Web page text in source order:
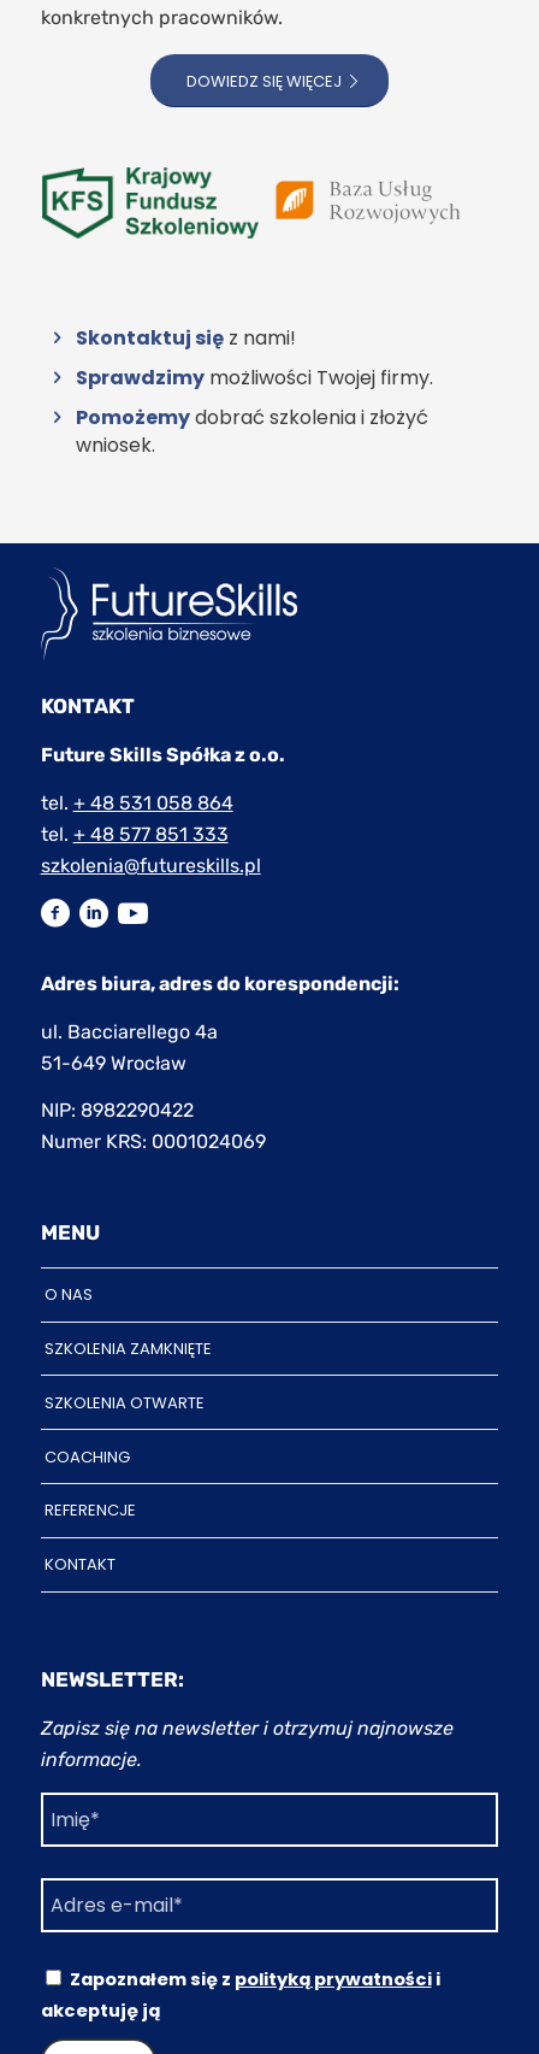
konkretnych pracowników.
DOWIEDZ SIĘ WIĘCEJ
Skontaktuj sięz nami!
Sprawdzimymożliwości Twojej firmy.
Pomożemydobrać szkolenia i złożyć
wniosek.
KONTAKT
Future Skills Spółka z o.o.
tel. + 48 531 058 864
tel. + 48 577 851 333
szkolenia@futureskills.pl
Adres biura, adres do korespondencji:
ul. Bacciarellego 4a
51-649 Wrocław
NIP: 8982290422
Numer KRS: 0001024069
MENU
O NAS
SZKOLENIA ZAMKNIĘTE
SZKOLENIA OTWARTE
COACHING
REFERENCJE
KONTAKT
NEWSLETTER:
Zapisz się na newsletter i otrzymuj najnowsze
informacje.
Zapoznałem się z polityką prywatnościi
akceptuję ją